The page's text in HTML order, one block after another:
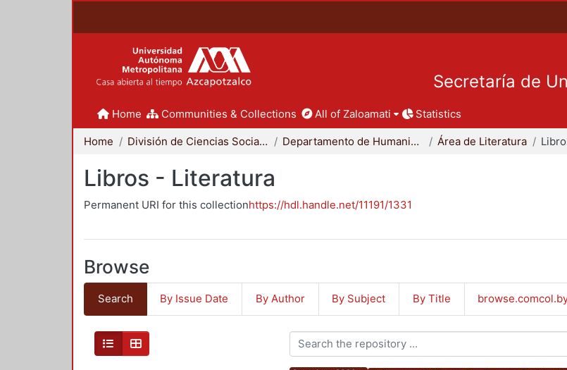
Secretaría de
Home Communities & Collections All of Zaloamati Statistics
Home División de Ciencias Sociales y Humanidades Departamento de Humanidades Área de Literatura
Libros - Literatura
Permanent URI for this collectionhttps://hdl.handle.net/11191/1331
Browse
Search By Issue Date By Author By Subject By Title